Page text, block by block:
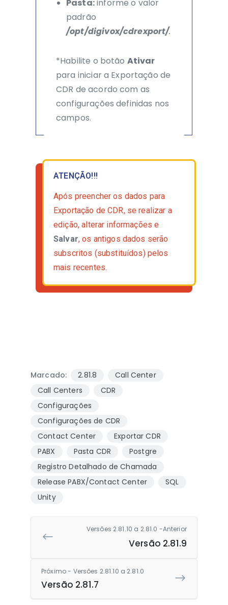
Pasta:informe o valor
padrão
/opt/digivox/cdrexport/.
*Habilite o botão Ativar
para iniciar a Exportação de
CDR de acordo com as
configurações definidas nos
campos.
ATENÇÃO!!!
Após preencher os dados para
Exportação de CDR, se realizar a
edição, alterar informações e
Salvar, os antigos dados serão
subscritos (substituídos) pelos
mais recentes.
Marcado: 2.81.8
Call Center
Call Centers
CDR
Configurações
Configurações de CDR
Contact Center
Exportar CDR
PABX
Pasta CDR
Postgre
Registro Detalhado de Chamada
Release PABX/Contact Center
SQL
Unity
Versões 2.81.10 a 2.81.0 -Anterior
Versão 2.81.9
Próximo - Versões 2.81.10 a 2.81.0
Versão 2.81.7